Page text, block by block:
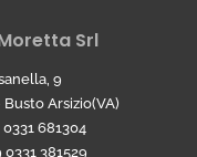
Srl
9
Busto Arsizio(VA)
0331 681304
0331 381529